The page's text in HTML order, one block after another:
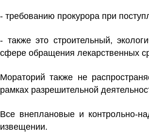
- требованию прокурора при
- также это строительный,
сфере обращения лекарственных
Мораторий также не
рамках разрешительной
Все внеплановые и контрольно-
извещении.